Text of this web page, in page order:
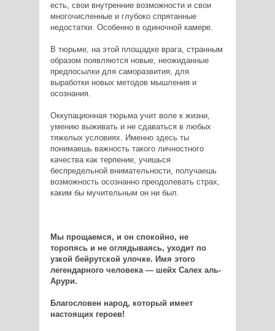
есть, свои внутренние возможности и свои
многочисленные и глубоко спрятанные
недостатки. Особенно в одиночной камере.
В тюрьме, на этой площадке врага, странным
образом появляются новые, неожиданные
предпосылки для саморазвития, для
выработки новых методов мышления и
осознания.
Оккупационная тюрьма учит воле к жизни,
умению выживать и не сдаваться в любых
тяжелых условиях. Именно здесь ты
понимаешь важность такого личностного
качества как терпение, учишься
беспредельной внимательности, получаешь
возможность осознанно преодолевать страх,
каким бы мучительным он ни был.
Мы прощаемся, и он спокойно, не
торопясь и не оглядываясь, уходит по
узкой бейрутской улочке. Имя этого
легендарного человека — шейх Салех аль-
Арури.
Благословен народ, который имеет
настоящих героев!